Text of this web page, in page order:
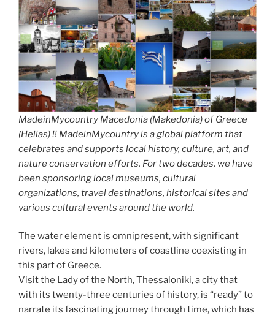
MadeinMycountry Macedonia (Makedonia) of Greece
(Hellas) !! MadeinMycountry is a global platform that
celebrates and supports local history, culture, art, and
nature conservation efforts. For two decades, we have
been sponsoring local museums, cultural
organizations, travel destinations, historical sites and
various cultural events around the world.
The water element is omnipresent, with significant
rivers, lakes and kilometers of coastline coexisting in
this part of Greece.
Visit the Lady of the North, Thessaloniki, a city that
with its twenty-three centuries of history, is “ready” to
narrate its fascinating journey through time, which has